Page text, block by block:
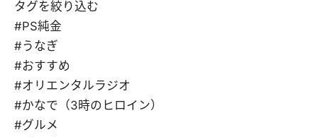
タグを絞り込む
#PS純金
#うなぎ
#おすすめ
#オリエンタルラジオ
#かなで（3時のヒロイン）
#グルメ